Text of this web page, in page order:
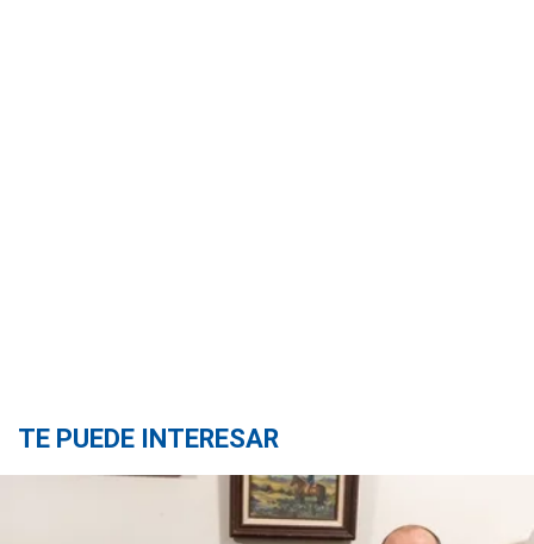
TE PUEDE INTERESAR